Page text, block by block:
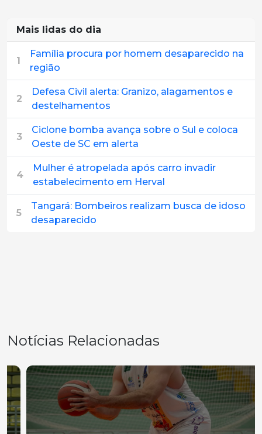
Mais lidas do dia
1
Família procura por homem desaparecido na
região
2
Defesa Civil alerta: Granizo, alagamentos e
destelhamentos
3
Ciclone bomba avança sobre o Sul e coloca
Oeste de SC em alerta
4
Mulher é atropelada após carro invadir
estabelecimento em Herval
5
Tangará: Bombeiros realizam busca de idoso
desaparecido
Notícias Relacionadas